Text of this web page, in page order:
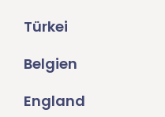
Türkei
Belgien
England